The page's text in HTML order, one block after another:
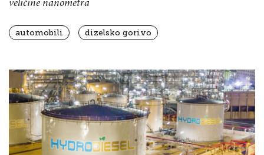
veličine nanometra
automobili dizelsko gorivo